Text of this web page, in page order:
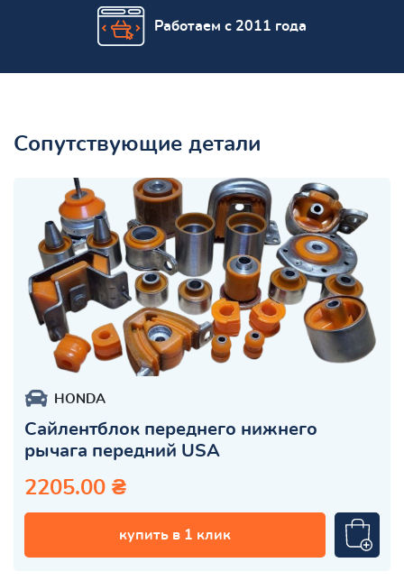
Работаем с 2011 года
Сопутствующие детали
HONDA
Сайлентблок переднего нижнего
рычага передний USA
2205.00 ₴
купить в 1 клик